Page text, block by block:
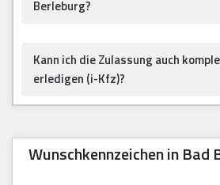
Berleburg?
Kann ich die Zulassung auch
erledigen (i-Kfz)?
Wunschkennzeichen in Bad